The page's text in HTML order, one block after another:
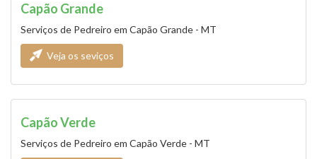
Capão Grande
Serviços de Pedreiro em Capão Grande - MT
Veja os seviços
Capão Verde
Serviços de Pedreiro em Capão Verde - MT